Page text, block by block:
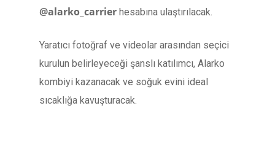
@alarko_carrier hesabına ulaştırılacak.
Yaratıcı fotoğraf ve videolar arasından seçici
kurulun belirleyeceği şanslı katılımcı, Alarko
kombiyi kazanacak ve soğuk evini ideal
sıcaklığa kavuşturacak.